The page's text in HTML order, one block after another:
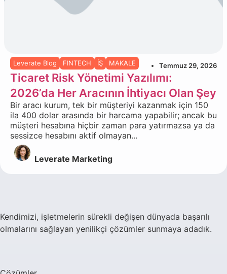
Leverate Blog FINTECH İŞ MAKALE Temmuz 29, 2026
Ticaret Risk Yönetimi Yazılımı:
2026’da Her Aracının İhtiyacı Olan Şey
Bir aracı kurum, tek bir müşteriyi kazanmak için 150
ila 400 dolar arasında bir harcama yapabilir; ancak bu
müşteri hesabına hiçbir zaman para yatırmazsa ya da
sessizce hesabını aktif olmayan...
Leverate Marketing
Kendimizi, işletmelerin sürekli değişen dünyada başarılı
olmalarını sağlayan yenilikçi çözümler sunmaya adadık.